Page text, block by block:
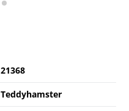
21368
Teddyhamster